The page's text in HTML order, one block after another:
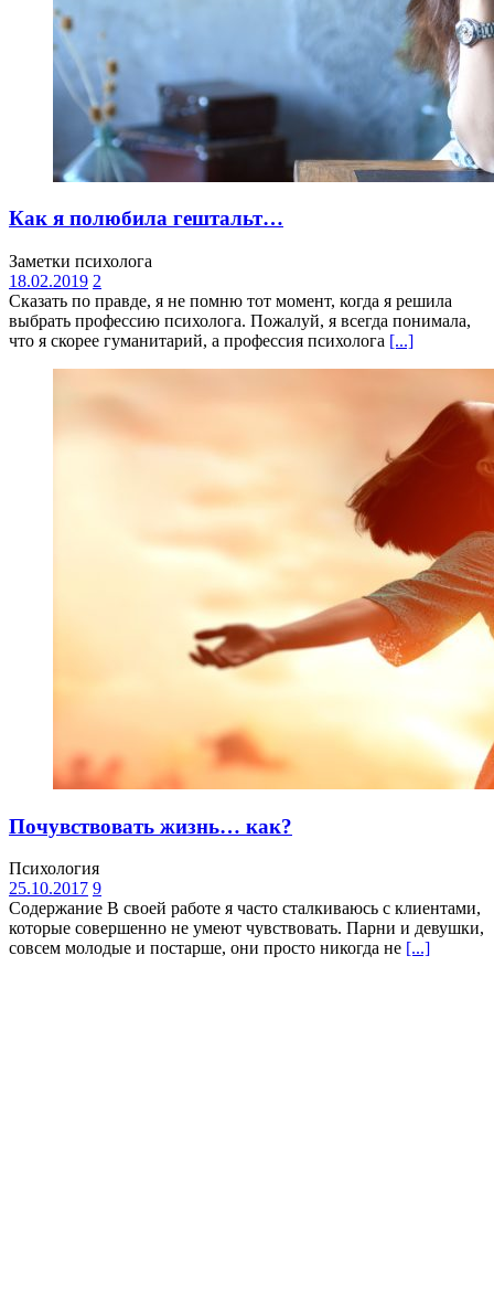
Как я полюбила гештальт…
Заметки психолога
18.02.2019 2
Сказать по правде, я не помню тот момент, когда я решила
выбрать профессию психолога. Пожалуй, я всегда понимала,
что я скорее гуманитарий, а профессия психолога [...]
Почувствовать жизнь… как?
Психология
25.10.2017 9
Содержание В своей работе я часто сталкиваюсь с клиентами,
которые совершенно не умеют чувствовать. Парни и девушки,
совсем молодые и постарше, они просто никогда не [...]